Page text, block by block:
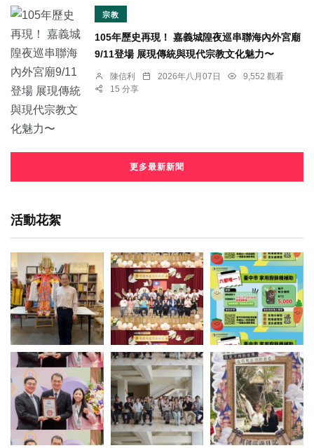
宗教
105年歷史再現！ 嘉義城隍夜巡串聯海內外宮廟
9/11登場 展現傳統與現代宗教文化魅力〜
陳信利 2026年八月07日
9,552 觀看
15 分享
更多最新新聞
活動花絮